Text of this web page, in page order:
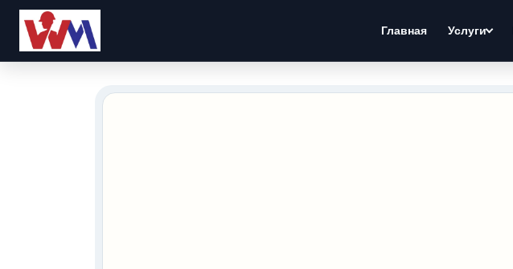
Главная Услуги